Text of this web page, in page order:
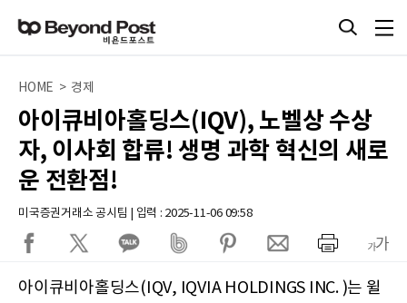
HOME > 경제
아이큐비아홀딩스(IQV), 노벨상 수상
자, 이사회 합류! 생명 과학 혁신의 새로
운 전환점!
미국증권거래소 공시팀 | 입력 : 2025-11-06 09:58
아이큐비아홀딩스(IQV, IQVIA HOLDINGS INC. )는 윌